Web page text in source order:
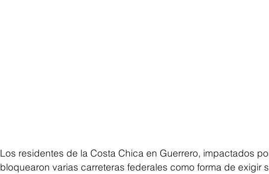
Los residentes de la Costa Chica en Guerrero, impactados
bloquearon varias carreteras federales como forma de exigir